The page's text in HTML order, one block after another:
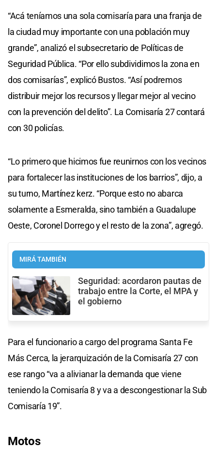
“Acá teníamos una sola comisaría para una franja de
la ciudad muy importante con una población muy
grande”, analizó el subsecretario de Políticas de
Seguridad Pública. “Por ello subdividimos la zona en
dos comisarías”, explicó Bustos. “Así podremos
distribuir mejor los recursos y llegar mejor al vecino
con la prevención del delito”. La Comisaría 27 contará
con 30 policías.
“Lo primero que hicimos fue reunirnos con los vecinos
para fortalecer las instituciones de los barrios”, dijo, a
su turno, Martínez kerz. “Porque esto no abarca
solamente a Esmeralda, sino también a Guadalupe
Oeste, Coronel Dorrego y el resto de la zona”, agregó.
MIRÁ TAMBIÉN
Seguridad: acordaron pautas de
trabajo entre la Corte, el MPA y
el gobierno
Para el funcionario a cargo del programa Santa Fe
Más Cerca, la jerarquización de la Comisaría 27 con
ese rango “va a alivianar la demanda que viene
teniendo la Comisaría 8 y va a descongestionar la Sub
Comisaría 19”.
Motos